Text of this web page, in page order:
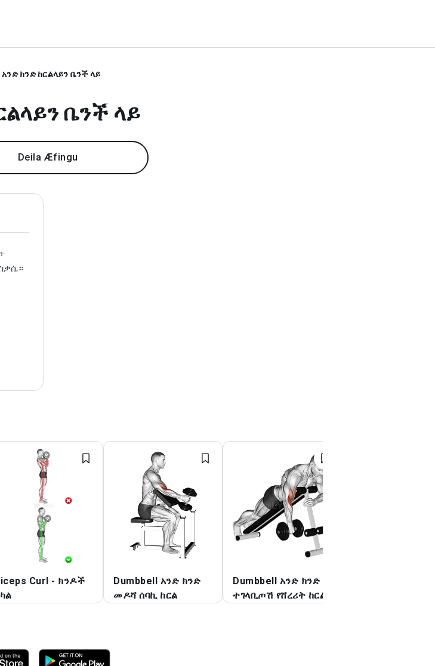
ክንድ ከርልላይን ቤንች ላይ
ቤንች ላይ
Deila Æfingu
Curl - ክንዶች
Dumbbell አንድ ክንድ
መዶሻ ሰባኪ ከርል
Dumbbell አንድ ክንድ
ተገላቢጦሽ የሸረሪት ከርል